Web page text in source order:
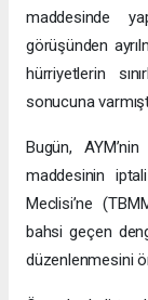
maddesinde
görüşünden
hürriyetlerin
sonucuna
Bugün,
maddesinin
Meclisi’ne
bahsi geçen
düzenlenmesini